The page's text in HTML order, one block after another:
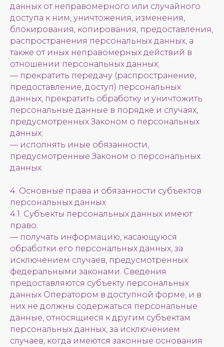
данных от неправомерного или случайного
доступа к ним, уничтожения, изменения,
блокирования, копирования, предоставления,
распространения персональных данных, а
также от иных неправомерных действий в
отношении персональных данных;
— прекратить передачу (распространение,
предоставление, доступ) персональных
данных, прекратить обработку и уничтожить
персональные данные в порядке и случаях,
предусмотренных Законом о персональных
данных;
— исполнять иные обязанности,
предусмотренные Законом о персональных
данных.
4. Основные права и обязанности субъектов
персональных данных
4.1. Субъекты персональных данных имеют
право:
— получать информацию, касающуюся
обработки его персональных данных, за
исключением случаев, предусмотренных
федеральными законами. Сведения
предоставляются субъекту персональных
данных Оператором в доступной форме, и в
них не должны содержаться персональные
данные, относящиеся к другим субъектам
персональных данных, за исключением
случаев, когда имеются законные основания